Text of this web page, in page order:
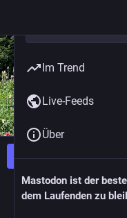
Folgen
Im Trend
Live-Feeds
Über
Mastodon ist der
dem Laufenden zu